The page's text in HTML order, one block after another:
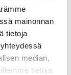
mainonnan
tietoja
median,
tietoja
Voit hankkia